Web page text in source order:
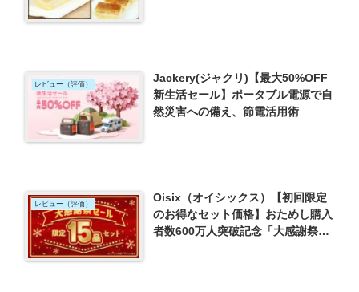
レビュー（評価）
Jackery(ジャクリ)【最大50%OFF
新生活セール】ポータブル電源で自
然災害への備え、節電活用術
レビュー（評価）
Oisix（オイシックス）【初回限定
のお得なセット価格】おためし購入
者数600万人突破記念「大感謝祭セ